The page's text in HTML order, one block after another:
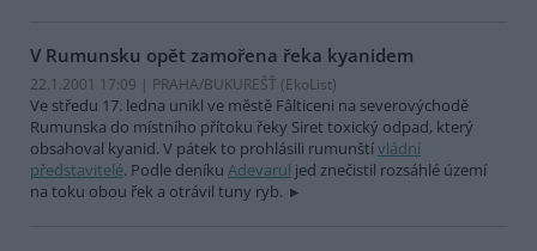
V Rumunsku opět zamořena řeka kyanidem
22.1.2001 17:09 | PRAHA/BUKUREŠŤ (EkoList)
Ve středu 17. ledna unikl ve městě Fâlticeni na severovýchodě
Rumunska do místního přítoku řeky Siret toxický odpad, který
obsahoval kyanid. V pátek to prohlásili rumunštívládní
představitelé. Podle deníku Adevarul jed znečistil rozsáhlé území
na toku obou řek a otrávil tuny ryb.